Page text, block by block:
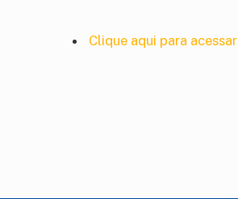
Clique aqui para acessar